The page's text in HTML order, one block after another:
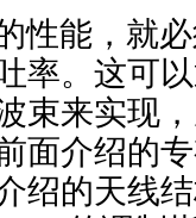
性能，就
率。这可
束来实现
面介绍的
绍的天线